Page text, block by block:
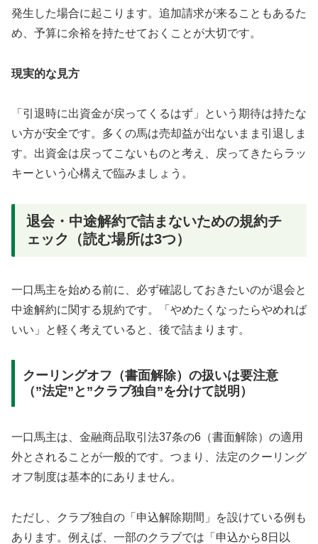
発生した場合に起こります。追加請求が来ることもあるた
め、予算に余裕を持たせておくことが大切です。
現実的な見方
「引退時に出資金が戻ってくるはず」という期待は持たな
い方が安全です。多くの馬は売却益が出ないまま引退しま
す。出資金は戻ってこないものと考え、戻ってきたらラッ
キーという心構えで臨みましょう。
退会・中途解約で詰まないための規約チ
ェック（読む場所は3つ）
一口馬主を始める前に、必ず確認しておきたいのが退会と
中途解約に関する規約です。「やめたくなったらやめれば
いい」と軽く考えていると、後で詰まります。
クーリングオフ（書面解除）の扱いは要注意
（”法定”と”クラブ独自”を分けて説明）
一口馬主は、金融商品取引法37条の6（書面解除）の適用
外とされることが一般的です。つまり、法定のクーリング
オフ制度は基本的にありません。
ただし、クラブ独自の「申込解除期間」を設けている例も
あります。例えば、一部のクラブでは「申込から8日以